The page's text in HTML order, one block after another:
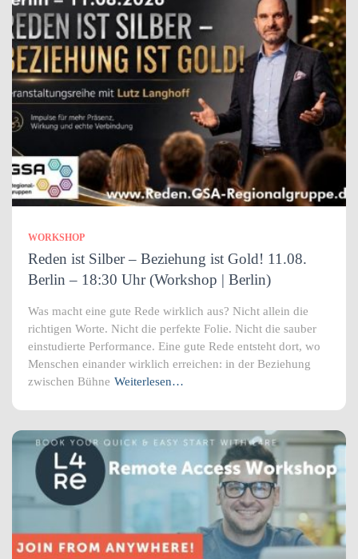
WORKSHOP
Reden ist Silber – Beziehung ist Gold! 11.08.
Berlin – 18:30 Uhr (Workshop | Berlin)
Was macht eine gute Rede wirklich aus? Nicht allein die
richtigen Worte. Nicht die perfekte Folie. Nicht die sauber
einstudierte Performance. Eine gute Rede entsteht dort, wo
Menschen einander wirklich erreichen: in der Beziehung
zwischen Bühne Weiterlesen…